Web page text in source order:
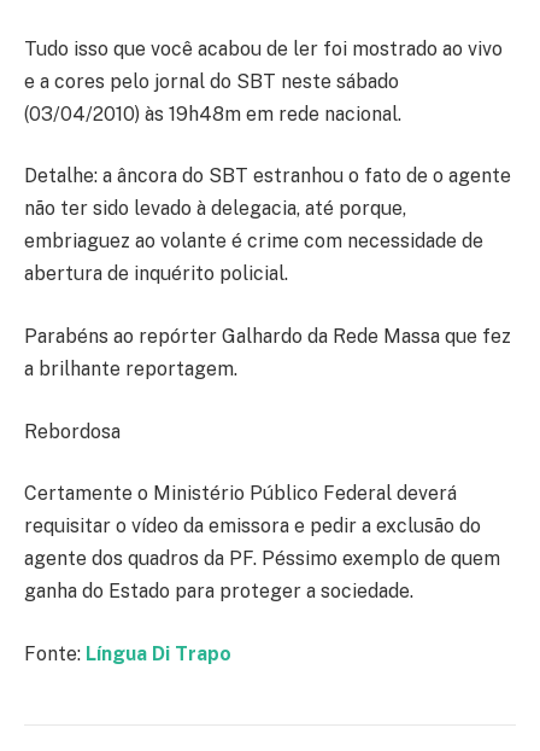
Tudo isso que você acabou de ler foi mostrado ao vivo
e a cores pelo jornal do SBT neste sábado
(03/04/2010) às 19h48m em rede nacional.
Detalhe: a âncora do SBT estranhou o fato de o agente
não ter sido levado à delegacia, até porque,
embriaguez ao volante é crime com necessidade de
abertura de inquérito policial.
Parabéns ao repórter Galhardo da Rede Massa que fez
a brilhante reportagem.
Rebordosa
Certamente o Ministério Público Federal deverá
requisitar o vídeo da emissora e pedir a exclusão do
agente dos quadros da PF. Péssimo exemplo de quem
ganha do Estado para proteger a sociedade.
Fonte: Língua Di Trapo